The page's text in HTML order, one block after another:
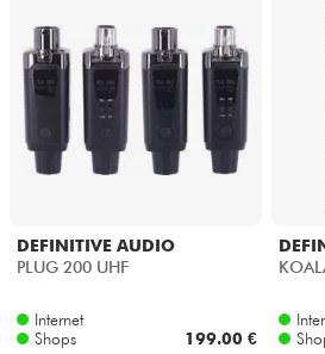
DEFINITIVE AUDIO
PLUG 200 UHF
Internet
Shops
199.00 €